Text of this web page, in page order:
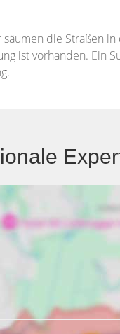
die Straßen
ist vorhanden. Ein